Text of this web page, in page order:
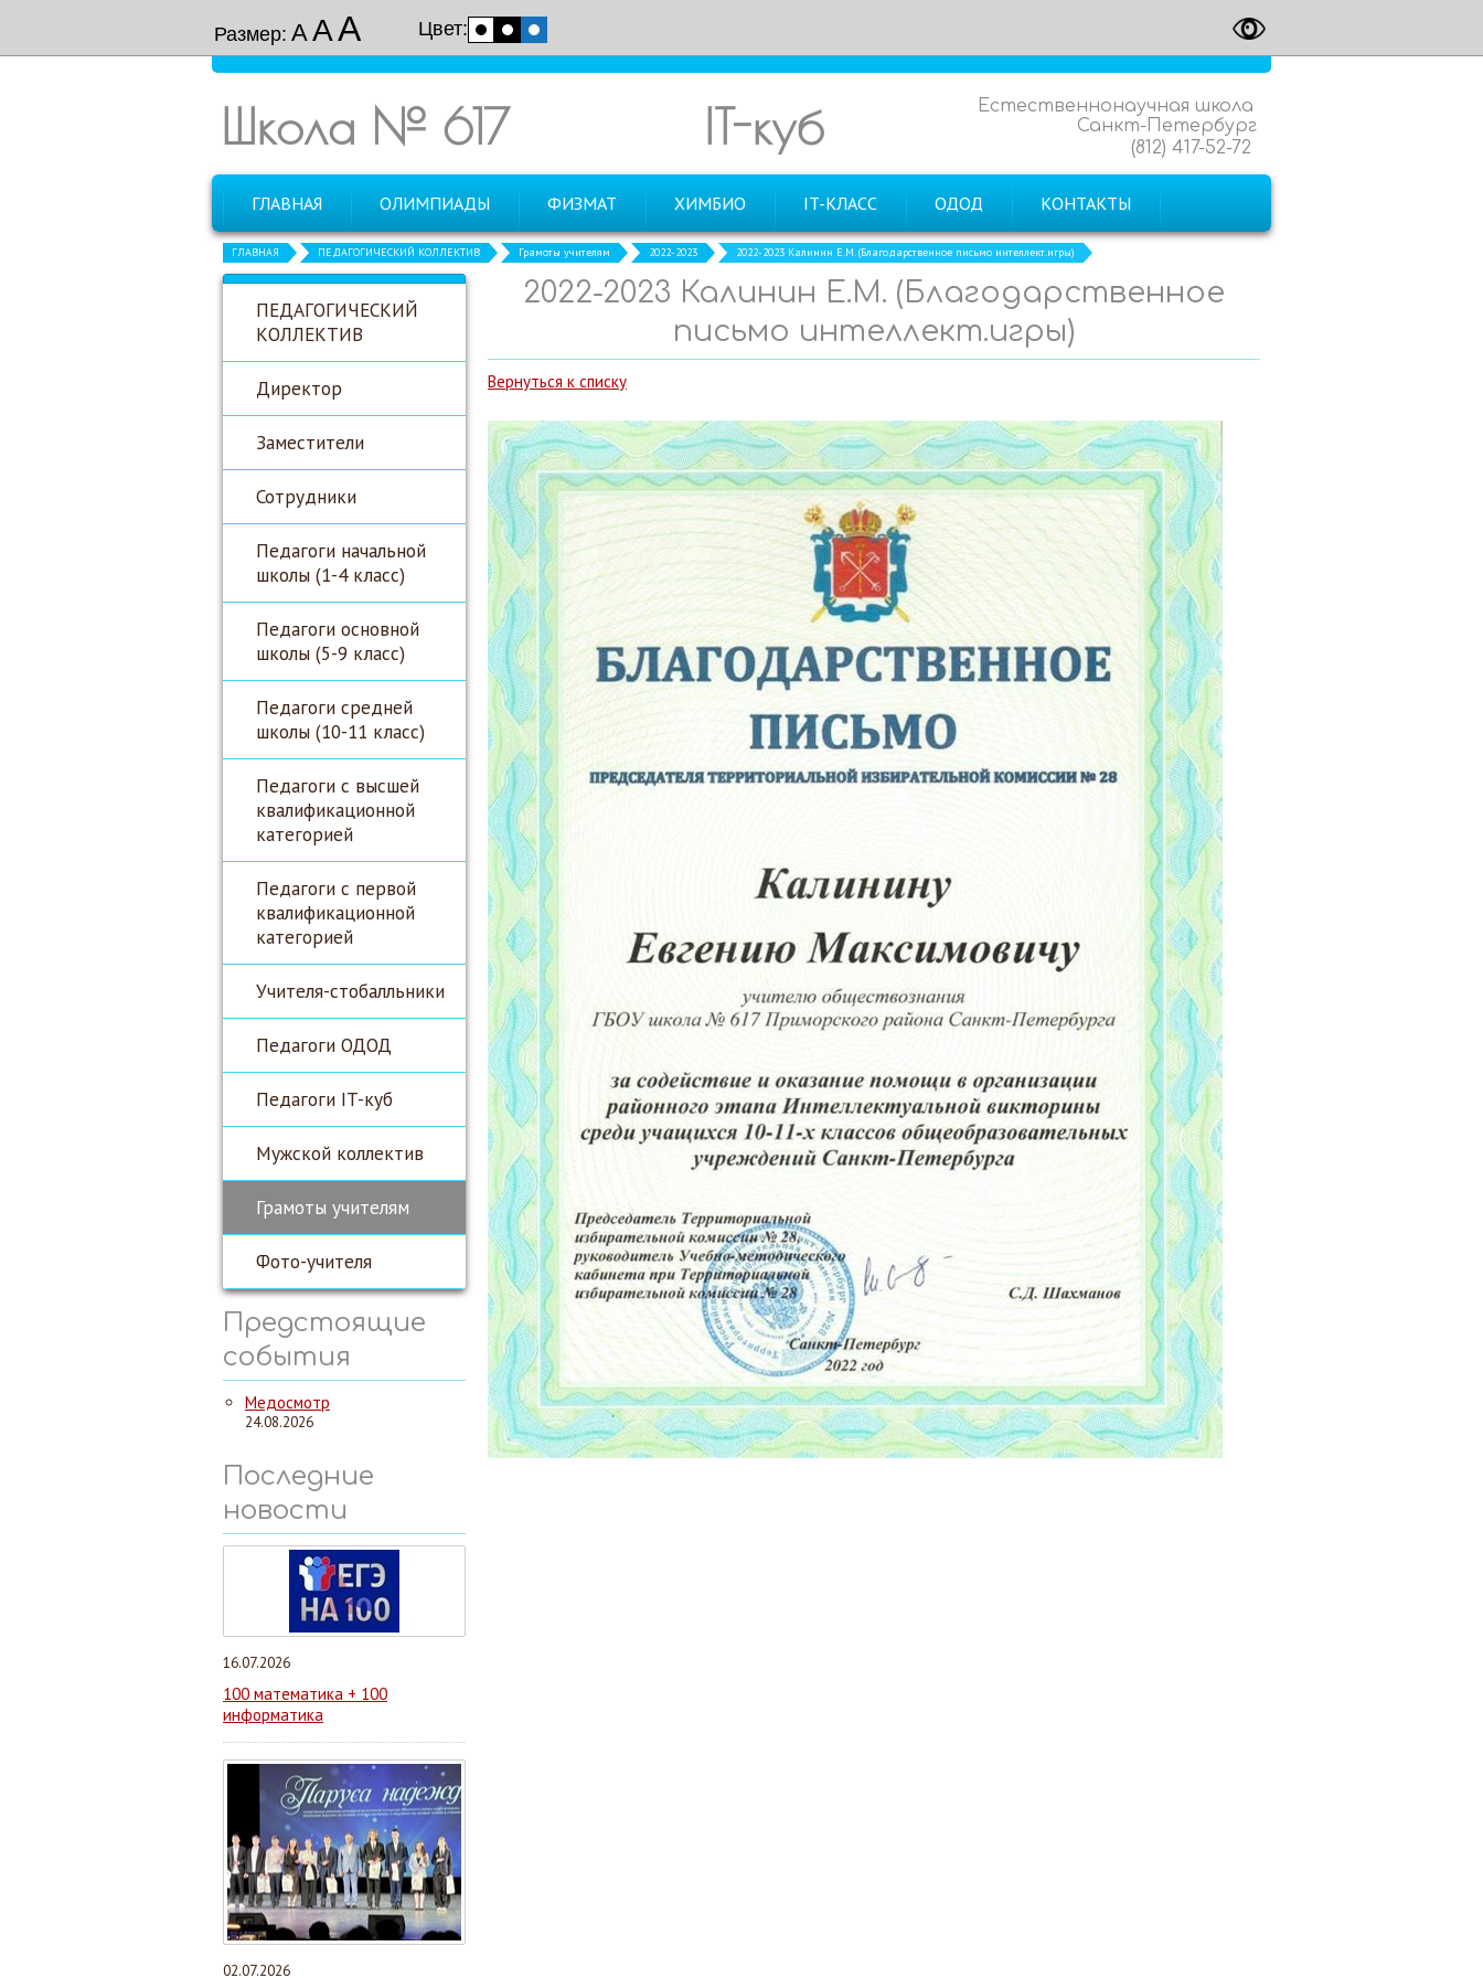
Размер: ААА Цвет:
Школа № 617
Естественнонаучная школа
Санкт-Петербург
(812) 417-52-72
IT-куб
ГЛАВНАЯ ОЛИМПИАДЫ ФИЗМАТ ХИМБИО IT-КЛАСС ОДОД КОНТАКТЫ
ГЛАВНАЯ ПЕДАГОГИЧЕСКИЙ КОЛЛЕКТИВ Грамоты учителям 2022-2023 2022-2023 Калинин Е.М. (Благодарственное письмо интеллект.игры)
ПЕДАГОГИЧЕСКИЙ
КОЛЛЕКТИВ
Директор
Заместители
Сотрудники
Педагоги начальной
школы (1-4 класс)
Педагоги основной
школы (5-9 класс)
Педагоги средней
школы (10-11 класс)
Педагоги с высшей
квалификационной
категорией
Педагоги с первой
квалификационной
категорией
Учителя-стобалльники
Педагоги ОДОД
Педагоги IT-куб
Мужской коллектив
Грамоты учителям
Фото-учителя
Предстоящие
события
Медосмотр
24.08.2026
Последние
новости
16.07.2026
100 математика + 100
информатика
02.07.2026
2022-2023 Калинин Е.М. (Благодарственное
письмо интеллект.игры)
Вернуться к списку